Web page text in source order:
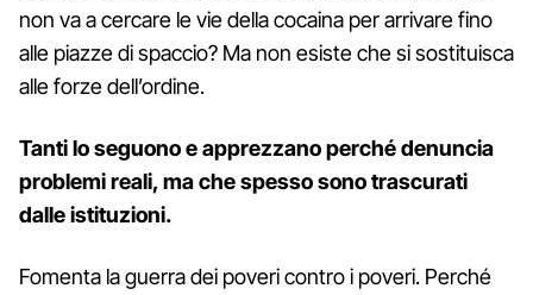
non va a cercare le vie della cocaina per arrivare fino
alle piazze di spaccio? Ma non esiste che si sostituisca
alle forze dell’ordine.
Tanti lo seguono e apprezzano perché denuncia
problemi reali, ma che spesso sono trascurati
dalle istituzioni.
Fomenta la guerra dei poveri contro i poveri. Perché